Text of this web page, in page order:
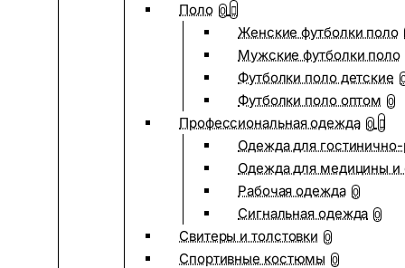
Поло 0
Женские футболки поло
Мужские футболки поло
Футболки поло детские
Футболки поло оптом 0
Профессиональная одежда 0
Одежда для
Одежда для медицины и
Рабочая одежда 0
Сигнальная одежда 0
Свитеры и толстовки 0
Спортивные костюмы 0